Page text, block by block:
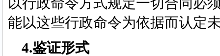
能以这些行政命令为依据而认定
4.鉴证形式